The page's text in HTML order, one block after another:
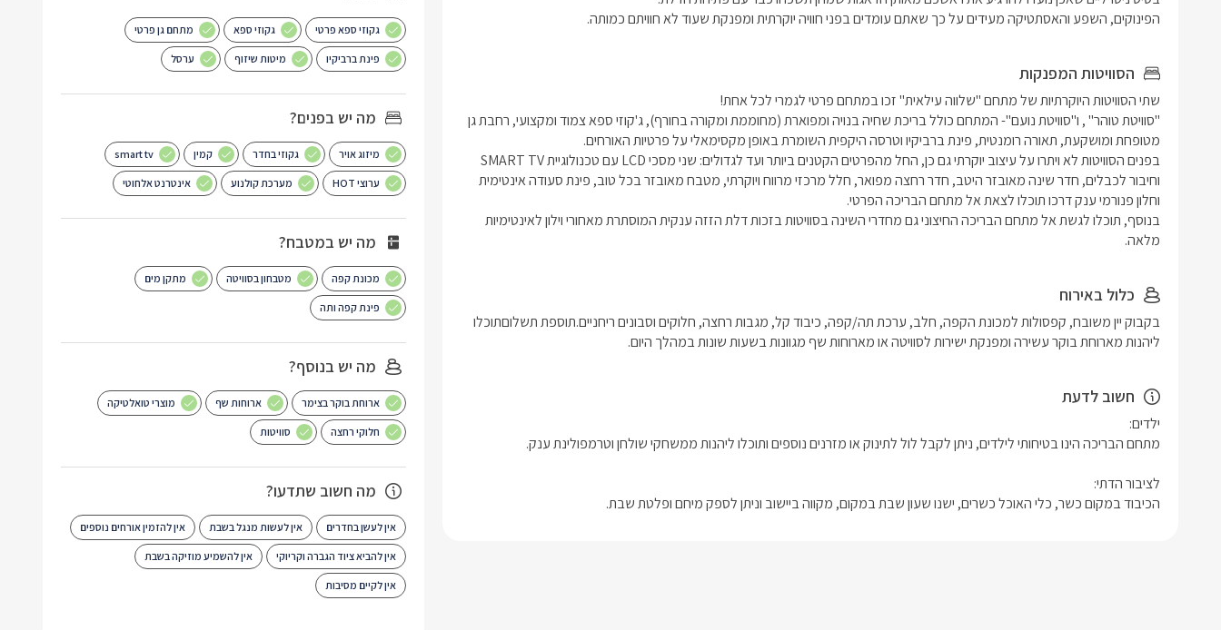
הפינוקים, השפע והאסתטיקה מעידים על כך שאתם עומדים בפני חוויה יוקרתית ומפנקת שעוד לא חוויתם כמותה.
הסוויטות המפנקות
מלאה.
כלול באירוח
ליהנות מארוחת בוקר עשירה ומפנקת ישירות לסוויטה או מארוחות שף מגוונות בשעות שונות במהלך היום.
חשוב לדעת
הכיבוד במקום כשר, כלי האוכל כשרים, ישנו שעון שבת במקום, מקווה ביישוב וניתן לספק מיחם ופלטת שבת.
גקוזי ספא פרטי גקוזי ספא מתחם גן פרטי
פינת ברביקיו מיטות שיזוף ערסל
מה יש בפנים?
מיזוג אויר גקוזי בחדר קמין smart tv
ערוצי HOT מערכת קולנוע אינטרנט אלחוטי
מה יש במטבח?
מכונת קפה מטבחון בסוויטה מתקן מים
פינת קפה ותה
מה יש בנוסף?
ארוחת בוקר בצימר ארוחות שף מוצרי טואלטיקה
חלוקי רחצה סוויטות
מה חשוב שתדעו?
אין לעשן בחדרים אין לעשות מנגל בשבת אין להזמין אורחים נוספים
אין להביא ציוד הגברה וקריוקי אין להשמיע מוזיקה בשבת
אין לקיים מסיבות